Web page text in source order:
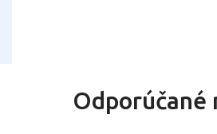
Odporúčané